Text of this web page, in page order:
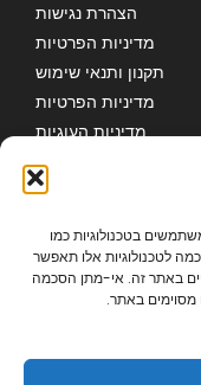
בטכנולוגיות כמו
לטכנולוגיות אלו תאפשר
באתר זה. אי-מתן הסכמה
מסוימים באתר.
הצהרת נגישות
מדיניות הפרטיות
תקנון ותנאי שימוש
מדיניות הפרטיות
מדיניות העוגיות